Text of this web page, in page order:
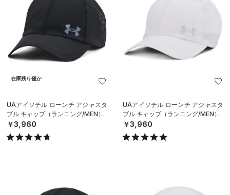
在庫残り僅か
UAアイソチル ローンチ アジャスタ
ブル キャップ（ランニング/MEN）
￥3,960
UAアイソチル ローンチ アジャスタ
ブル キャップ（ランニング/MEN）
￥3,960